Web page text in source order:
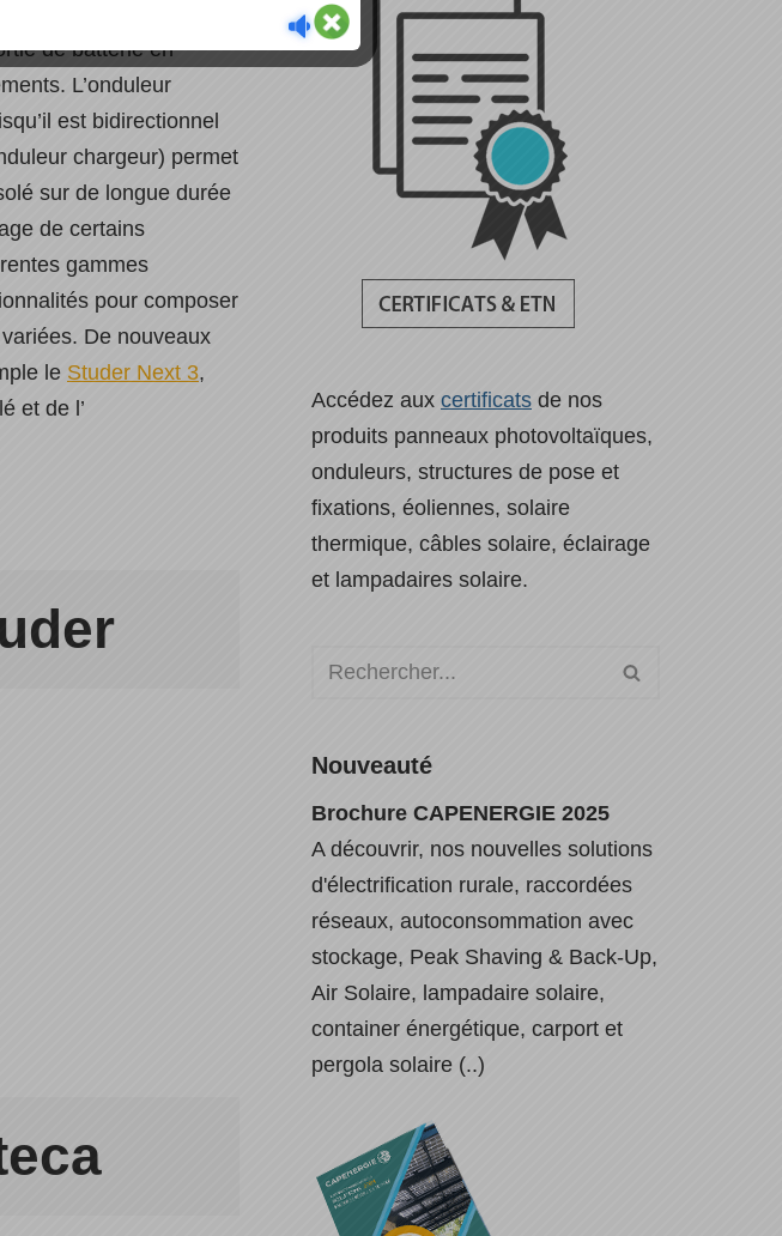
une installation
de batterie en
L’onduleur
est bidirectionnel
chargeur) permet
sur de longue durée
de certains
gammes
pour composer
De nouveaux
le Studer Next 3,
et de l’
Accédez aux certificats de nos
produits panneaux photovoltaïques,
onduleurs, structures de pose et
fixations, éoliennes, solaire
thermique, câbles solaire, éclairage
et lampadaires solaire.
Nouveauté
Brochure CAPENERGIE 2025
A découvrir, nos nouvelles solutions
d'électrification rurale, raccordées
réseaux, autoconsommation avec
stockage, Peak Shaving & Back-Up,
Air Solaire, lampadaire solaire,
container énergétique, carport et
pergola solaire (..)